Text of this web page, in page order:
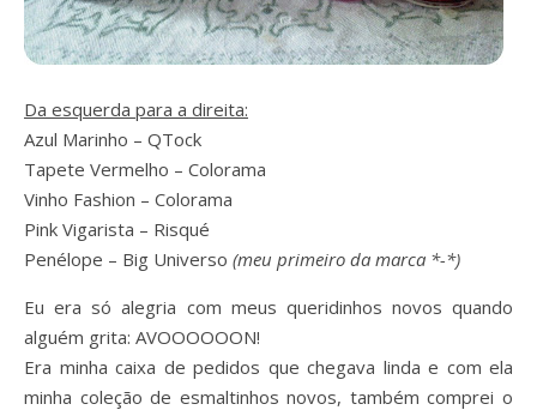
Da esquerda para a direita:
Azul Marinho – QTock
Tapete Vermelho – Colorama
Vinho Fashion – Colorama
Pink Vigarista – Risqué
Penélope – Big Universo (meu primeiro da marca *-*)
Eu era só alegria com meus queridinhos novos quando
alguém grita: AVOOOOOON!
Era minha caixa de pedidos que chegava linda e com ela
minha coleção de esmaltinhos novos, também comprei o